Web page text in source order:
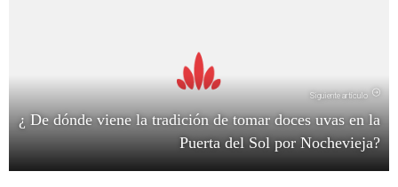
Siguiente artículo
¿ De dónde viene la tradición de tomar doces uvas en la
Puerta del Sol por Nochevieja?